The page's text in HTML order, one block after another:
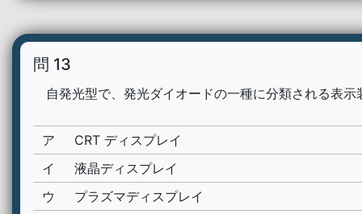
問 13
自発光型で、発光ダイオードの一種に分類される表示
ア
CRT ディスプレイ
イ
液晶ディスプレイ
ウ
プラズマディスプレイ